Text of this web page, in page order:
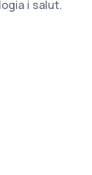
i salut.